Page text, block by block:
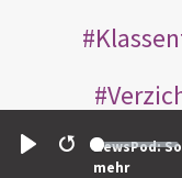
Restart
NewsPod:
mehr